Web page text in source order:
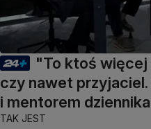
"To ktoś więcej
czy nawet przyjaciel.
i mentorem
TAK JEST